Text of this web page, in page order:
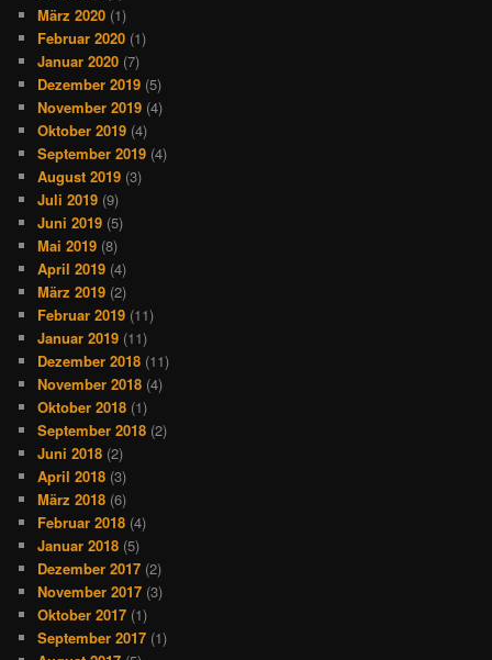
März 2020 (1)
Februar 2020 (1)
Januar 2020 (7)
Dezember 2019 (5)
November 2019 (4)
Oktober 2019 (4)
September 2019 (4)
August 2019 (3)
Juli 2019 (9)
Juni 2019 (5)
Mai 2019 (8)
April 2019 (4)
März 2019 (2)
Februar 2019 (11)
Januar 2019 (11)
Dezember 2018 (11)
November 2018 (4)
Oktober 2018 (1)
September 2018 (2)
Juni 2018 (2)
April 2018 (3)
März 2018 (6)
Februar 2018 (4)
Januar 2018 (5)
Dezember 2017 (2)
November 2017 (3)
Oktober 2017 (1)
September 2017 (1)